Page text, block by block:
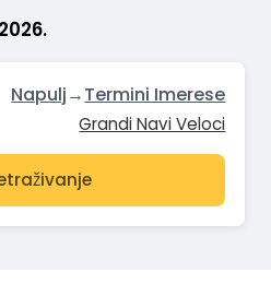
Napulj→Termini Imerese
Grandi Navi Veloci